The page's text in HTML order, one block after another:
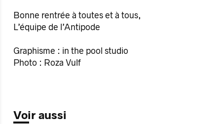
Bonne rentrée à toutes et à tous,
L’équipe de l’Antipode
Graphisme : in the pool studio
Photo : Roza Vulf
Voir aussi